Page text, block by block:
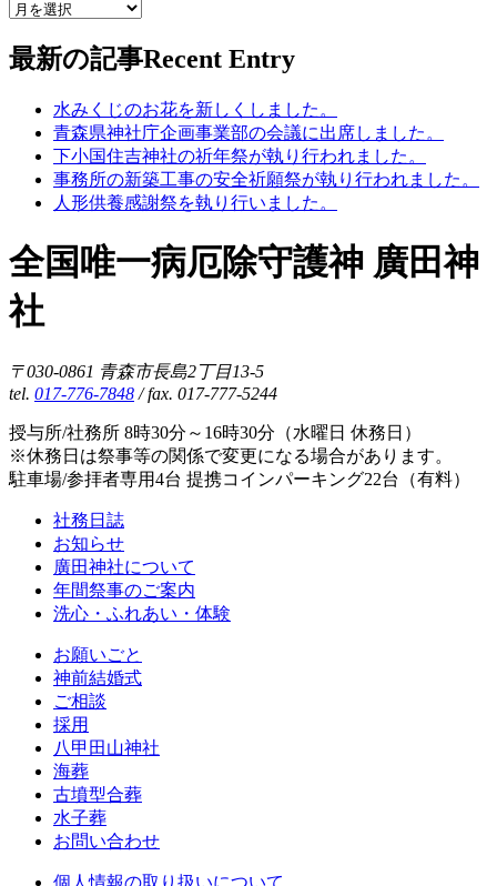
最新の記事Recent Entry
水みくじのお花を新しくしました。
青森県神社庁企画事業部の会議に出席しました。
下小国住吉神社の祈年祭が執り行われました。
事務所の新築工事の安全祈願祭が執り行われました。
人形供養感謝祭を執り行いました。
全国唯一病厄除守護神 廣田神
社
〒030-0861 青森市長島2丁目13-5
tel. 017-776-7848 / fax. 017-777-5244
授与所/社務所 8時30分～16時30分（水曜日 休務日）
※休務日は祭事等の関係で変更になる場合があります。
駐車場/参拝者専用4台 提携コインパーキング22台（有料）
社務日誌
お知らせ
廣田神社について
年間祭事のご案内
洗心・ふれあい・体験
お願いごと
神前結婚式
ご相談
採用
八甲田山神社
海葬
古墳型合葬
水子葬
お問い合わせ
個人情報の取り扱いについて